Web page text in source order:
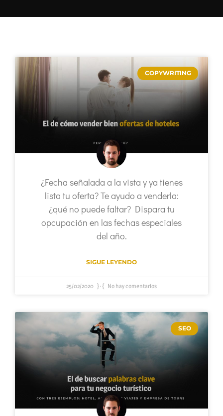
COPYWRITING
¿Fecha señalada a la vista y ya tienes
lista tu oferta? Te ayudo a venderla:
¿qué no puede faltar? Dispara tu
opcupación en las fechas especiales
del año.
SIGUE LEYENDO
25/02/2020 No hay comentarios
SEO